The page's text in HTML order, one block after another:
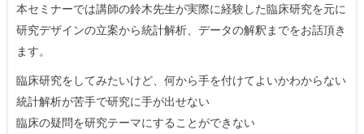
本セミナーでは講師の鈴木先生が実際に経験した臨床研究を元に
研究デザインの立案から統計解析、データの解釈までをお話頂き
ます。
臨床研究をしてみたいけど、何から手を付けてよいかわからない
統計解析が苦手で研究に手が出せない
臨床の疑問を研究テーマにすることができない